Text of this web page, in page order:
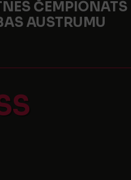
ČEMPIONĀTS
AUSTRUMU